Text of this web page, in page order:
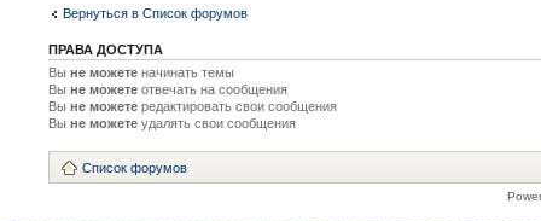
Вернуться в Список форумов
ПРАВА ДОСТУПА
Вы не можете начинать темы
Вы не можете отвечать на сообщения
Вы не можете редактировать свои сообщения
Вы не можете удалять свои сообщения
Список форумов